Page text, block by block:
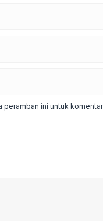
ini untuk